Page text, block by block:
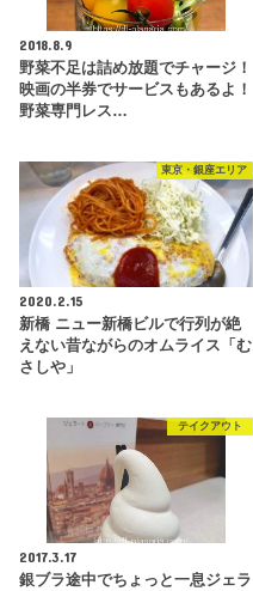
2018.8.9
野菜不足は詰め放題でチャージ！
映画の半券でサービスもあるよ！
野菜専門レス…
東京・銀座エリア
2020.2.15
新橋 ニュー新橋ビルで行列が絶
えない昔ながらのオムライス「む
さしや」
テイクアウト
2017.3.17
銀ブラ途中でちょっと一息ジェラ